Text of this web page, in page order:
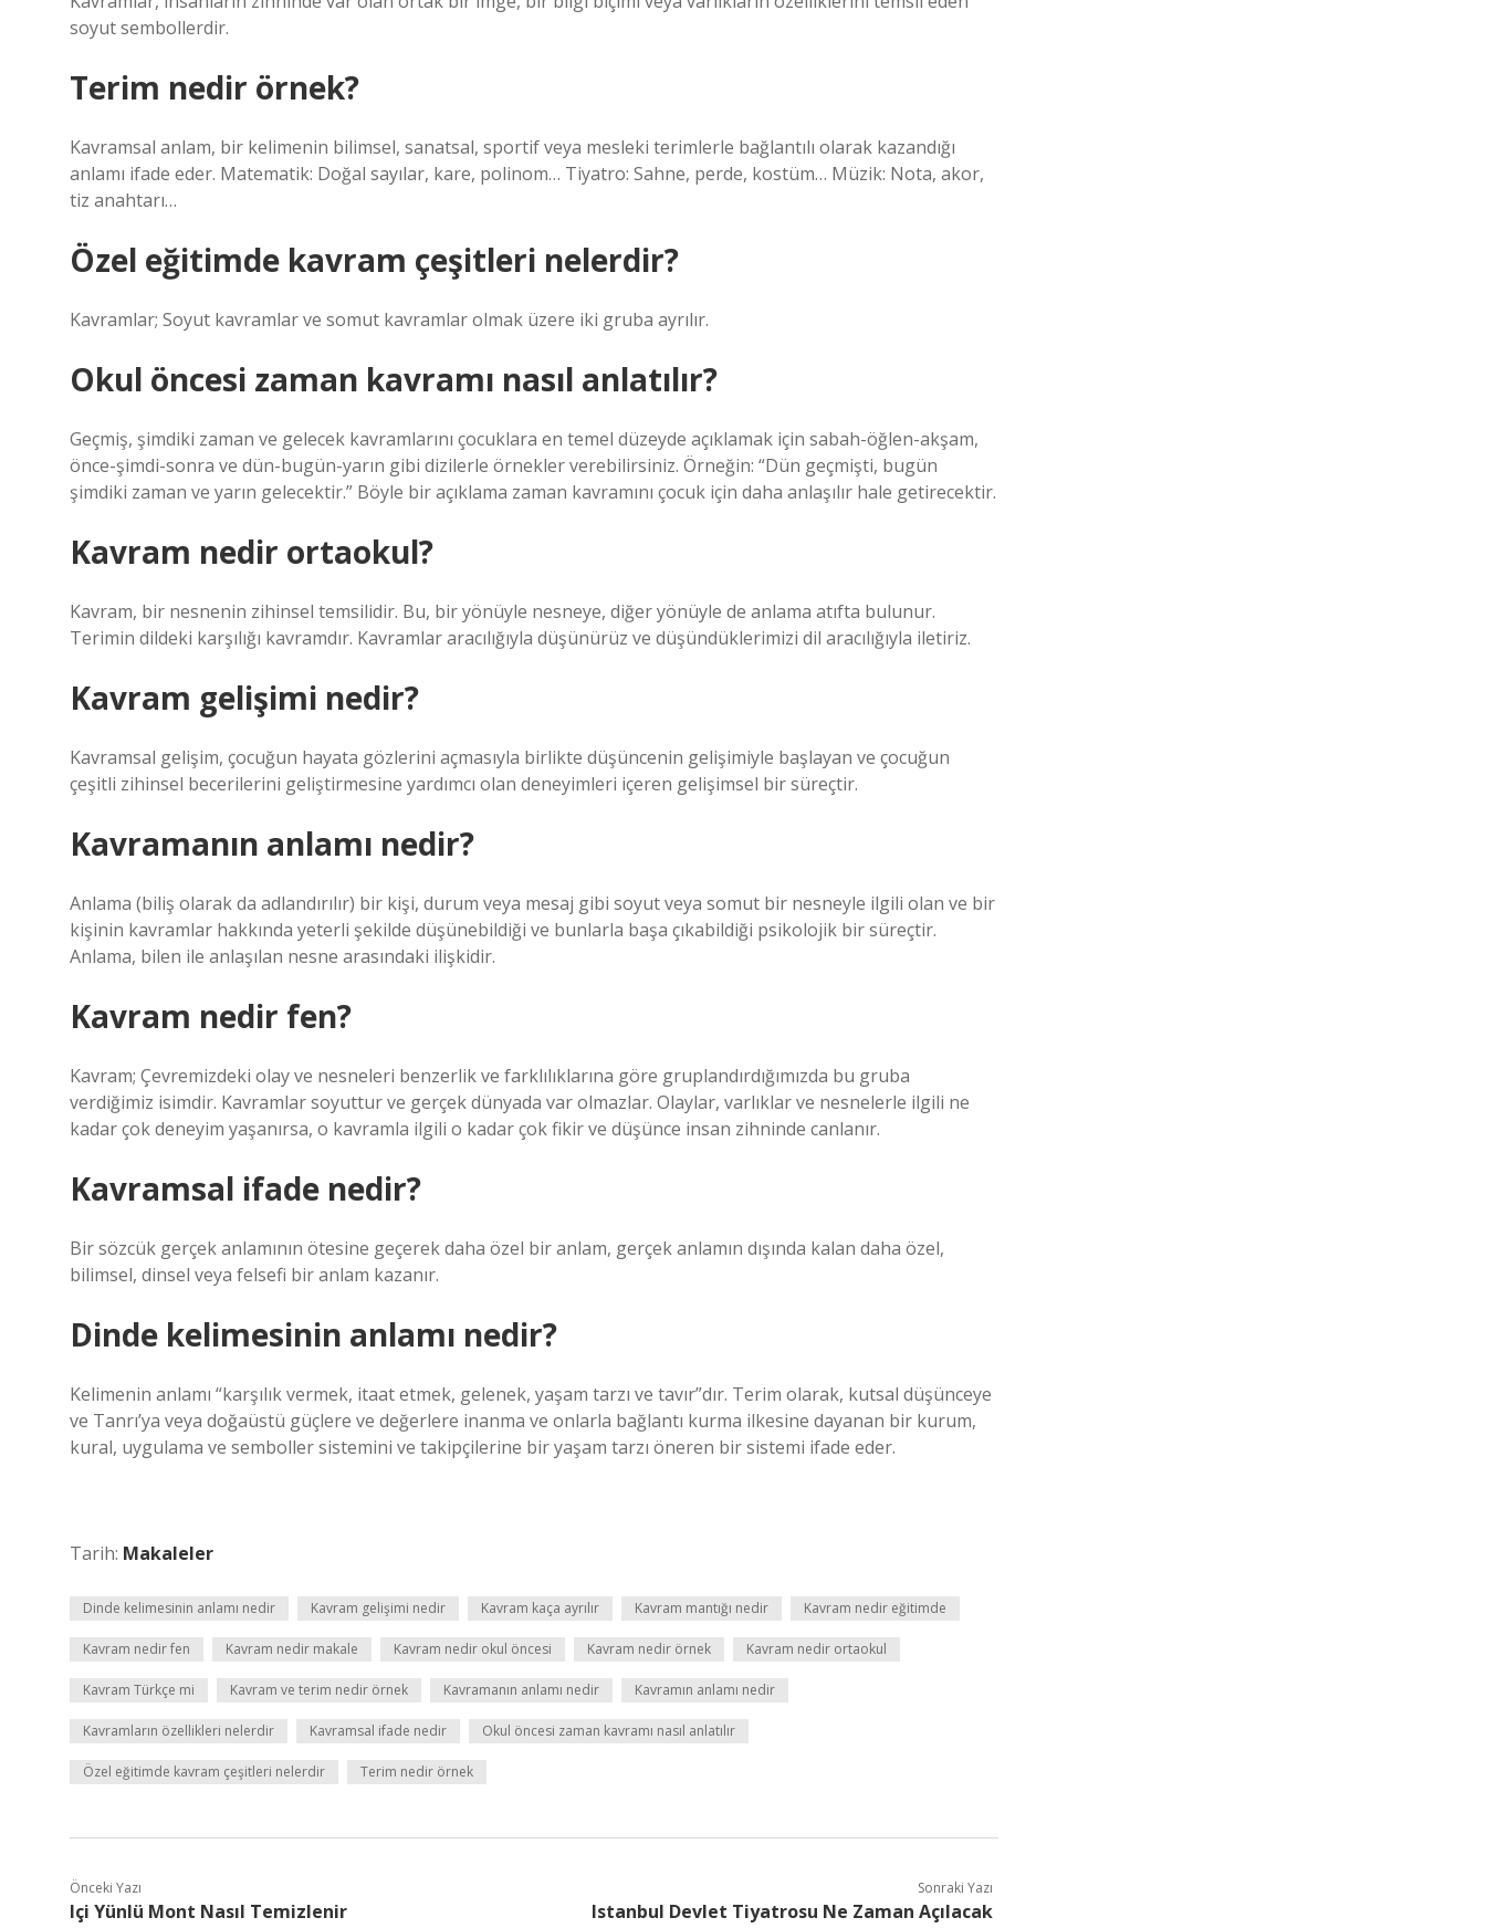
soyut sembollerdir.
Terim nedir örnek?
Kavramsal anlam, bir kelimenin bilimsel, sanatsal, sportif veya mesleki terimlerle bağlantılı olarak kazandığı
anlamı ifade eder. Matematik: Doğal sayılar, kare, polinom… Tiyatro: Sahne, perde, kostüm… Müzik: Nota, akor,
tiz anahtarı…
Özel eğitimde kavram çeşitleri nelerdir?
Kavramlar; Soyut kavramlar ve somut kavramlar olmak üzere iki gruba ayrılır.
Okul öncesi zaman kavramı nasıl anlatılır?
Geçmiş, şimdiki zaman ve gelecek kavramlarını çocuklara en temel düzeyde açıklamak için sabah-öğlen-akşam,
önce-şimdi-sonra ve dün-bugün-yarın gibi dizilerle örnekler verebilirsiniz. Örneğin: “Dün geçmişti, bugün
şimdiki zaman ve yarın gelecektir.” Böyle bir açıklama zaman kavramını çocuk için daha anlaşılır hale getirecektir.
Kavram nedir ortaokul?
Kavram, bir nesnenin zihinsel temsilidir. Bu, bir yönüyle nesneye, diğer yönüyle de anlama atıfta bulunur.
Terimin dildeki karşılığı kavramdır. Kavramlar aracılığıyla düşünürüz ve düşündüklerimizi dil aracılığıyla iletiriz.
Kavram gelişimi nedir?
Kavramsal gelişim, çocuğun hayata gözlerini açmasıyla birlikte düşüncenin gelişimiyle başlayan ve çocuğun
çeşitli zihinsel becerilerini geliştirmesine yardımcı olan deneyimleri içeren gelişimsel bir süreçtir.
Kavramanın anlamı nedir?
Anlama (biliş olarak da adlandırılır) bir kişi, durum veya mesaj gibi soyut veya somut bir nesneyle ilgili olan ve bir
kişinin kavramlar hakkında yeterli şekilde düşünebildiği ve bunlarla başa çıkabildiği psikolojik bir süreçtir.
Anlama, bilen ile anlaşılan nesne arasındaki ilişkidir.
Kavram nedir fen?
Kavram; Çevremizdeki olay ve nesneleri benzerlik ve farklılıklarına göre gruplandırdığımızda bu gruba
verdiğimiz isimdir. Kavramlar soyuttur ve gerçek dünyada var olmazlar. Olaylar, varlıklar ve nesnelerle ilgili ne
kadar çok deneyim yaşanırsa, o kavramla ilgili o kadar çok fikir ve düşünce insan zihninde canlanır.
Kavramsal ifade nedir?
Bir sözcük gerçek anlamının ötesine geçerek daha özel bir anlam, gerçek anlamın dışında kalan daha özel,
bilimsel, dinsel veya felsefi bir anlam kazanır.
Dinde kelimesinin anlamı nedir?
Kelimenin anlamı “karşılık vermek, itaat etmek, gelenek, yaşam tarzı ve tavır”dır. Terim olarak, kutsal düşünceye
ve Tanrı’ya veya doğaüstü güçlere ve değerlere inanma ve onlarla bağlantı kurma ilkesine dayanan bir kurum,
kural, uygulama ve semboller sistemini ve takipçilerine bir yaşam tarzı öneren bir sistemi ifade eder.
Tarih: Makaleler
Dinde kelimesinin anlamı nedir Kavram gelişimi nedir Kavram kaça ayrılır Kavram mantığı nedir Kavram nedir eğitimde
Kavram nedir fen Kavram nedir makale Kavram nedir okul öncesi Kavram nedir örnek Kavram nedir ortaokul
Kavram Türkçe mi Kavram ve terim nedir örnek Kavramanın anlamı nedir Kavramın anlamı nedir
Kavramların özellikleri nelerdir Kavramsal ifade nedir Okul öncesi zaman kavramı nasıl anlatılır
Özel eğitimde kavram çeşitleri nelerdir Terim nedir örnek
Önceki Yazı
Içi Yünlü Mont Nasıl Temizlenir
Sonraki Yazı
Istanbul Devlet Tiyatrosu Ne Zaman Açılacak